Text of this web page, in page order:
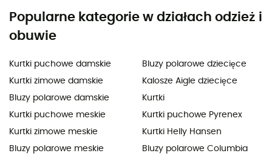
Popularne kategorie w działach odzież i
obuwie
Kurtki puchowe damskie
Kurtki zimowe damskie
Bluzy polarowe damskie
Kurtki puchowe meskie
Kurtki zimowe meskie
Bluzy polarowe meskie
Bluzy polarowe dziecięce
Kalosze Aigle dziecięce
Kurtki
Kurtki puchowe Pyrenex
Kurtki Helly Hansen
Bluzy polarowe Columbia